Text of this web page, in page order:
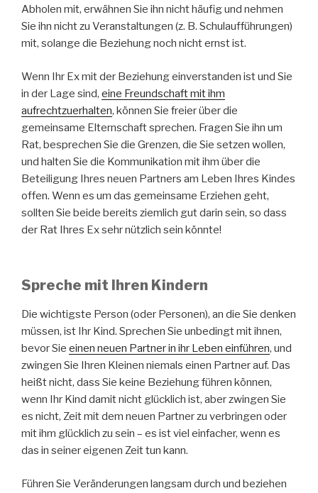
Abholen mit, erwähnen Sie ihn nicht häufig und nehmen
Sie ihn nicht zu Veranstaltungen (z. B. Schulaufführungen)
mit, solange die Beziehung noch nicht ernst ist.
Wenn Ihr Ex mit der Beziehung einverstanden ist und Sie
in der Lage sind, eine Freundschaft mit ihm
aufrechtzuerhalten, können Sie freier über die
gemeinsame Elternschaft sprechen. Fragen Sie ihn um
Rat, besprechen Sie die Grenzen, die Sie setzen wollen,
und halten Sie die Kommunikation mit ihm über die
Beteiligung Ihres neuen Partners am Leben Ihres Kindes
offen. Wenn es um das gemeinsame Erziehen geht,
sollten Sie beide bereits ziemlich gut darin sein, so dass
der Rat Ihres Ex sehr nützlich sein könnte!
Spreche mit Ihren Kindern
Die wichtigste Person (oder Personen), an die Sie denken
müssen, ist Ihr Kind. Sprechen Sie unbedingt mit ihnen,
bevor Sie einen neuen Partner in ihr Leben einführen, und
zwingen Sie Ihren Kleinen niemals einen Partner auf. Das
heißt nicht, dass Sie keine Beziehung führen können,
wenn Ihr Kind damit nicht glücklich ist, aber zwingen Sie
es nicht, Zeit mit dem neuen Partner zu verbringen oder
mit ihm glücklich zu sein – es ist viel einfacher, wenn es
das in seiner eigenen Zeit tun kann.
Führen Sie Veränderungen langsam durch und beziehen